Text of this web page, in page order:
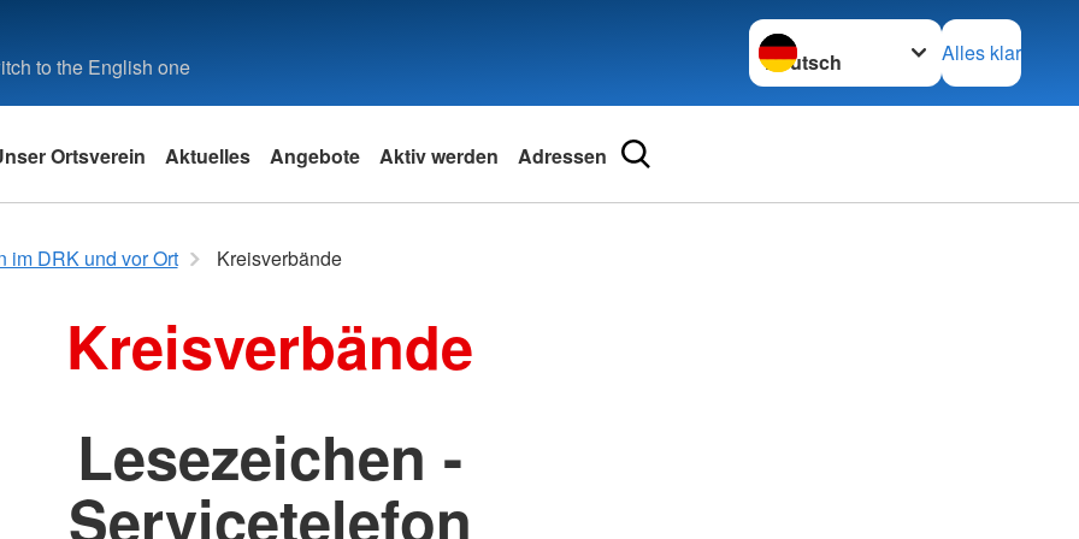
to the English one
Sprache wechseln zu
Alles klar
Ortsverein Aktuelles Angebote
Angebote des DRK
Aktiv werden Adressen
im DRK und vor Ort Kreisverbände
Kreisverbände
Lesezeichen -
Servicetelefon